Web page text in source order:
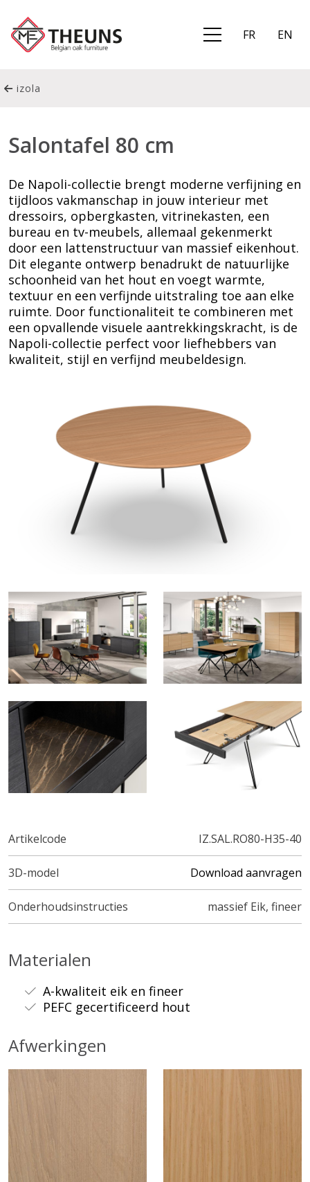
FR EN
izola
Salontafel 80 cm
De Napoli-collectie brengt moderne verfijning en
tijdloos vakmanschap in jouw interieur met
dressoirs, opbergkasten, vitrinekasten, een
bureau en tv-meubels, allemaal gekenmerkt
door een lattenstructuur van massief eikenhout.
Dit elegante ontwerp benadrukt de natuurlijke
schoonheid van het hout en voegt warmte,
textuur en een verfijnde uitstraling toe aan elke
ruimte. Door functionaliteit te combineren met
een opvallende visuele aantrekkingskracht, is de
Napoli-collectie perfect voor liefhebbers van
kwaliteit, stijl en verfijnd meubeldesign.
Artikelcode IZ.SAL.RO80-H35-40
3D-model Download aanvragen
Onderhoudsinstructies massief Eik, fineer
Materialen
A-kwaliteit eik en fineer
PEFC gecertificeerd hout
Afwerkingen